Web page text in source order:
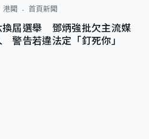
港聞 首頁新聞
換屆選舉 鄧炳強批欠主流媒
警告若違法定「釘死你」